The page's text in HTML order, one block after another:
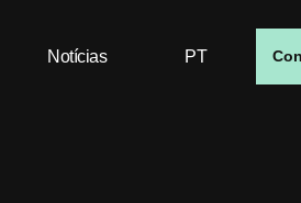
Notícias PT